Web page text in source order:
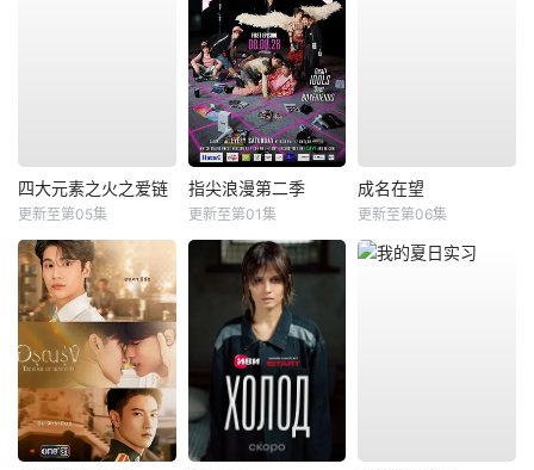
四大元素之火之爱链
更新至第05集
指尖浪漫第二季
更新至第01集
成名在望
更新至第06集